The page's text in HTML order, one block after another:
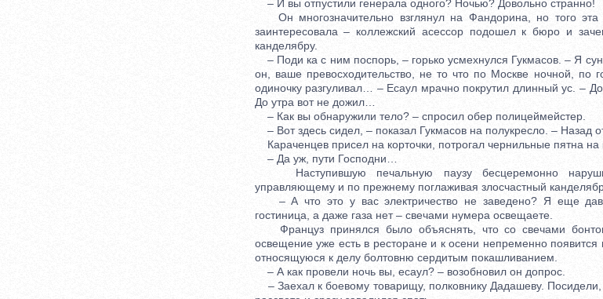
– И вы отпустили генерала одного? Ночью? Довольно странно!
Он многозначительно взглянул на Фандорина, но того эта
заинтересовала – коллежский асессор подошел к бюро и
канделябру.
– Поди ка с ним поспорь, – горько усмехнулся Гукмасов. – Я
он, ваше превосходительство, не то что по Москве ночной, по
одиночку разгуливал… – Есаул мрачно покрутил длинный ус. –
До утра вот не дожил…
– Как вы обнаружили тело? – спросил обер полицеймейстер.
– Вот здесь сидел, – показал Гукмасов на полукресло. – Назад
Караченцев присел на корточки, потрогал чернильные пятна на
– Да уж, пути Господни…
Наступившую печальную паузу бесцеремонно
управляющему и по прежнему поглаживая злосчастный
– А что это у вас электричество не заведено? Я еще
гостиница, а даже газа нет – свечами нумера освещаете.
Француз принялся было объяснять, что со свечами
освещение уже есть в ресторане и к осени непременно
относящуюся к делу болтовню сердитым покашливанием.
– А как провели ночь вы, есаул? – возобновил он допрос.
– Заехал к боевому товарищу, полковнику Дадашеву. Посидели,